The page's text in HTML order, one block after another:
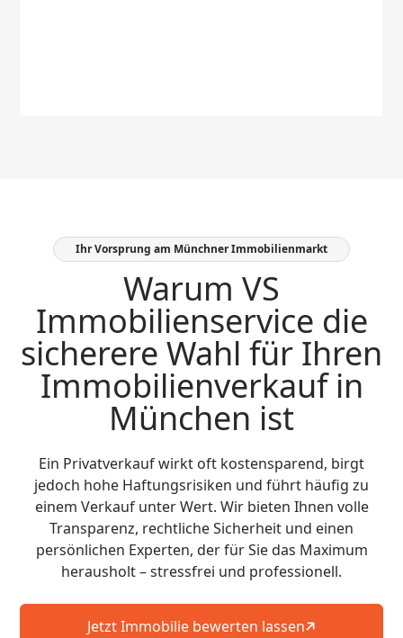
Ihr Vorsprung am Münchner Immobilienmarkt
Warum VS
Immobilienservice die
sicherere Wahl für Ihren
Immobilienverkauf in
München ist
Ein Privatverkauf wirkt oft kostensparend, birgt
jedoch hohe Haftungsrisiken und führt häufig zu
einem Verkauf unter Wert. Wir bieten Ihnen volle
Transparenz, rechtliche Sicherheit und einen
persönlichen Experten, der für Sie das Maximum
herausholt – stressfrei und professionell.
Jetzt Immobilie bewerten lassen